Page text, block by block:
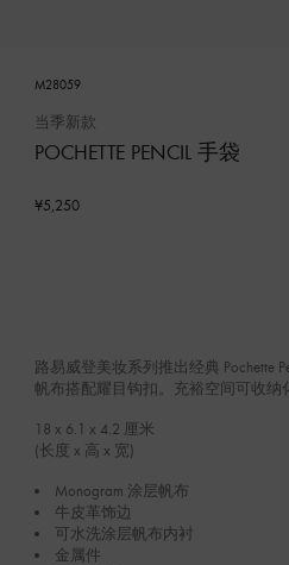
M28059
当季新款
POCHETTE PENCIL 手袋
¥5,250
路易威登美妆系列推出经典 Pochette
帆布搭配耀目钩扣。充裕空间可收纳
18 x 6.1 x 4.2 厘米
(长度 x 高 x 宽)
Monogram 涂层帆布
牛皮革饰边
可水洗涂层帆布内衬
金属件